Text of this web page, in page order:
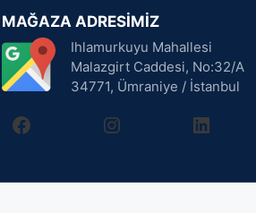
MAĞAZA ADRESİMİZ
Ihlamurkuyu Mahallesi
Malazgirt Caddesi, No:32/A
34771, Ümraniye / İstanbul
facebookinstagramlinkedin